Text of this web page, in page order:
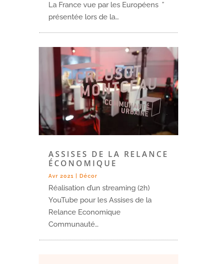
La France vue par les Européens ”
présentée lors de la…
ASSISES DE LA RELANCE
ÉCONOMIQUE
Avr 2021 Décor
Réalisation d’un streaming (2h)
YouTube pour les Assises de la
Relance Economique
Communauté…